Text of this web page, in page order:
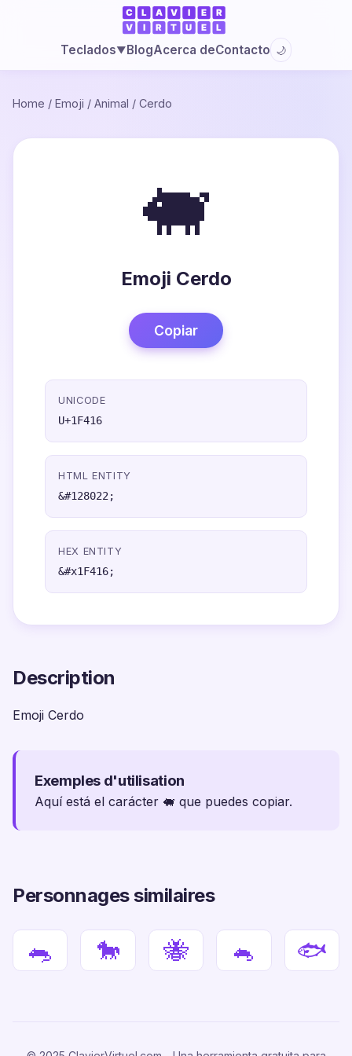
Teclados▼BlogAcerca deContacto 🌙
Home / Emoji / Animal / Cerdo
🐖
Emoji Cerdo
Copiar
UNICODE
U+1F416
HTML ENTITY
&#128022;
HEX ENTITY
&#x1F416;
Description
Emoji Cerdo
Exemples d'utilisation
Aquí está el carácter 🐖 que puedes copiar.
Personnages similaires
🐀 🐎 🐝 🐁 🐟